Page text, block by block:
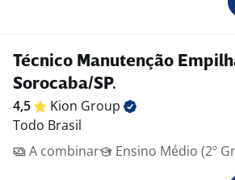
Técnico Manutenção
Sorocaba/SP.
4,5 Kion Group
Todo Brasil
A combinar
Ensino Médio (2º